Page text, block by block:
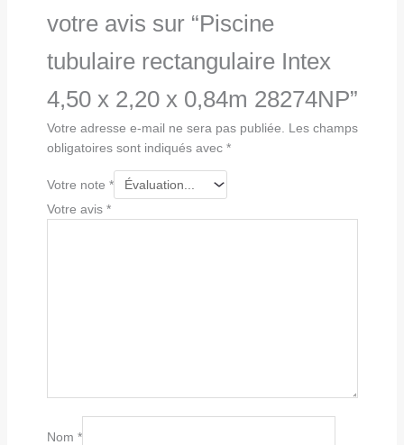
votre avis sur “Piscine
tubulaire rectangulaire Intex
4,50 x 2,20 x 0,84m 28274NP”
Votre adresse e-mail ne sera pas publiée. Les champs
obligatoires sont indiqués avec *
Votre note *
Votre avis *
Nom *